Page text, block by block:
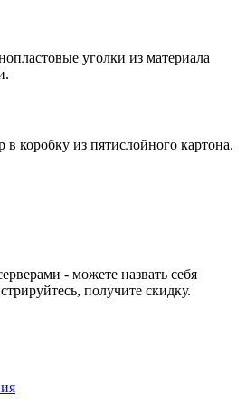
уголки из материала
в коробку из пятислойного картона.
- можете назвать себя
получите скидку.